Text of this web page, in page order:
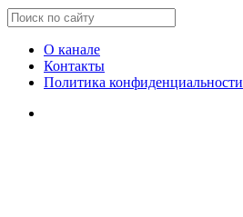
О канале
Контакты
Политика конфиденциальности